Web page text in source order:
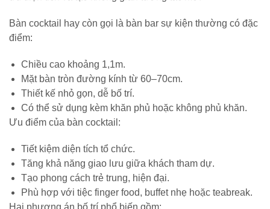
Bàn cocktail hay còn gọi là bàn bar sự kiện thường có đặc
điểm:
Chiều cao khoảng 1,1m.
Mặt bàn tròn đường kính từ 60–70cm.
Thiết kế nhỏ gọn, dễ bố trí.
Có thể sử dụng kèm khăn phủ hoặc không phủ khăn.
Ưu điểm của bàn cocktail:
Tiết kiệm diện tích tổ chức.
Tăng khả năng giao lưu giữa khách tham dự.
Tạo phong cách trẻ trung, hiện đại.
Phù hợp với tiệc finger food, buffet nhẹ hoặc teabreak.
Hai phương án bố trí phổ biến gồm: